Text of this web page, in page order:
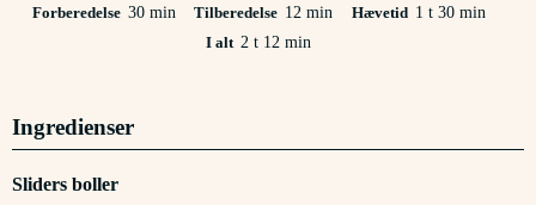
Forberedelse 30minutter
min Tilberedelse 12 minutter
min Hævetid 1 time
t 30minutter
min
I alt 2 timer
t 12 minutter
min
Ingredienser
Sliders boller